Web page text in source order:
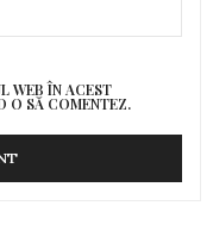
WEB ÎN ACEST
O SĂ COMENTEZ.